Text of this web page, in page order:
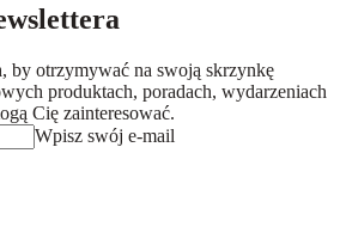
by otrzymywać na swoją skrzynkę
produktach, poradach, wydarzeniach
Cię zainteresować.
Wpisz swój e-mail